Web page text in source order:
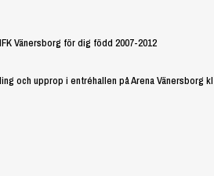
Vänersborg för dig född 2007-2012
och upprop i entréhallen på Arena Vänersborg